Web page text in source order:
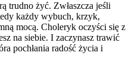
trudno żyć. Zwłaszcza jeśli
każdy wybuch, krzyk,
mocą. Choleryk oczyści się z
na siebie. I zaczynasz trawić
pochłania radość życia i